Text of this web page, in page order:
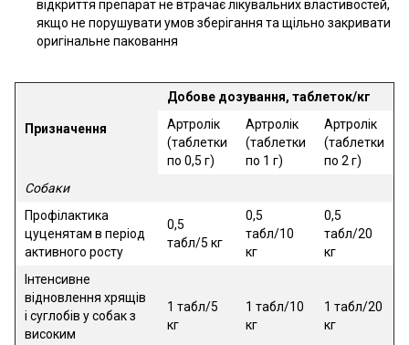
відкриття препарат не втрачає лікувальних властивостей,
якщо не порушувати умов зберігання та щільно закривати
оригінальне паковання
Призначення
Добове дозування, таблеток/кг
Артролік
(таблетки
по 0,5 г)
Артролік
(таблетки
по 1 г)
Артролік
(таблетки
по 2 г)
Собаки
Профілактика
цуценятам в період
активного росту
0,5
табл/5 кг
0,5
табл/10
кг
0,5
табл/20
кг
Інтенсивне
відновлення хрящів
і суглобів у собак з
високим
1 табл/5
кг
1 табл/10
кг
1 табл/20
кг